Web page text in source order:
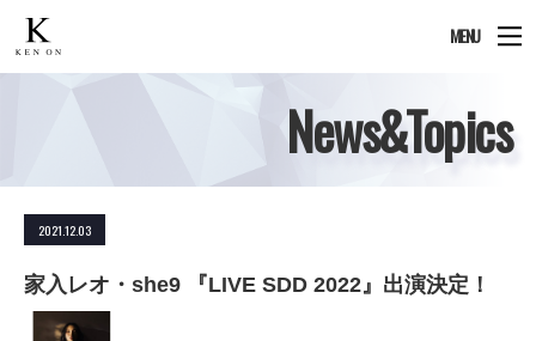
MENU
News&Topics
2021.12.03
家入レオ・she9 『LIVE SDD 2022』出演決定！